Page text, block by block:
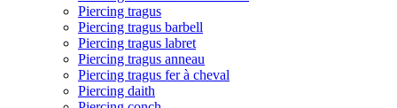
Piercing tragus
Piercing tragus barbell
Piercing tragus labret
Piercing tragus anneau
Piercing tragus fer à cheval
Piercing daith